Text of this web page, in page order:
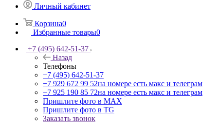
Личный кабинет
Корзина0
Избранные товары0
+7 (495) 642-51-37
Назад
Телефоны
+7 (495) 642-51-37
+7 929 672 99 52на номере есть макс и телеграм
+7 925 190 85 72на номере есть макс и телеграм
Пришлите фото в MAX
Пришлите фото в TG
Заказать звонок